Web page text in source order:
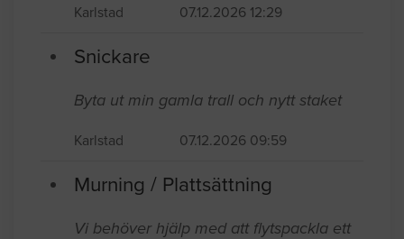
Karlstad 07.12.2026 12:29
Snickare
Byta ut min gamla trall och nytt staket
Karlstad 07.12.2026 09:59
Murning / Plattsättning
Vi behöver hjälp med att flytspackla ett